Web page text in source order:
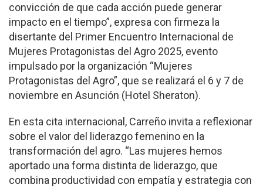
convicción de que cada acción puede generar
impacto en el tiempo”, expresa con firmeza la
disertante del Primer Encuentro Internacional de
Mujeres Protagonistas del Agro 2025, evento
impulsado por la organización “Mujeres
Protagonistas del Agro”, que se realizará el 6 y 7 de
noviembre en Asunción (Hotel Sheraton).
En esta cita internacional, Carreño invita a reflexionar
sobre el valor del liderazgo femenino en la
transformación del agro. “Las mujeres hemos
aportado una forma distinta de liderazgo, que
combina productividad con empatía y estrategia con